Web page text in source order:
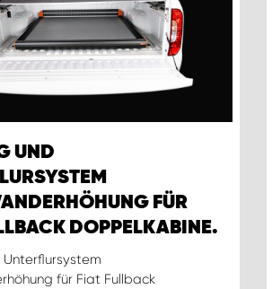
UND
FÜR
DOPPELKABINE.
Unterflursystem
für Fiat Fullback